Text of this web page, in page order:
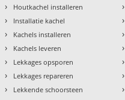
› Houtkachel installeren
› Installatie kachel
› Kachels installeren
› Kachels leveren
› Lekkages opsporen
› Lekkages repareren
› Lekkende schoorsteen
›
›
›
›
›
›
›